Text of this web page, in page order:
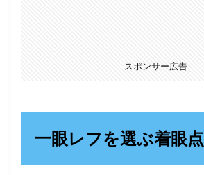
スポンサー広告
一眼レフを選ぶ着眼点